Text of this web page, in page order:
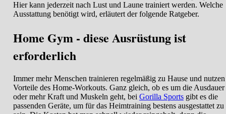
Hier kann jederzeit nach Lust und Laune trainiert werden. Welche
Ausstattung benötigt wird, erläutert der folgende Ratgeber.
Home Gym - diese Ausrüstung ist
erforderlich
Immer mehr Menschen trainieren regelmäßig zu Hause und
Vorteile des Home-Workouts. Ganz gleich, ob es um die Ausdauer
oder mehr Kraft und Muskeln geht, bei Gorilla Sportsgibt es die
passenden Geräte, um für das Heimtraining bestens ausgestattet zu